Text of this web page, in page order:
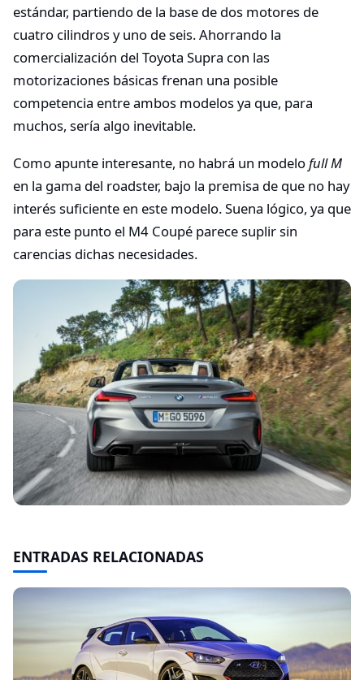
estándar, partiendo de la base de dos motores de
cuatro cilindros y uno de seis. Ahorrando la
comercialización del Toyota Supra con las
motorizaciones básicas frenan una posible
competencia entre ambos modelos ya que, para
muchos, sería algo inevitable.
Como apunte interesante, no habrá un modelofull M
en la gama del roadster, bajo la premisa de que no hay
interés suficiente en este modelo. Suena lógico, ya que
para este punto el M4 Coupé parece suplir sin
carencias dichas necesidades.
ENTRADAS RELACIONADAS